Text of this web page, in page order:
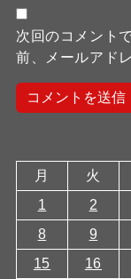
次回のコメント
前、メールアド
月
火
1
2
8
9
15
16